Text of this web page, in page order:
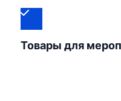
Товары для